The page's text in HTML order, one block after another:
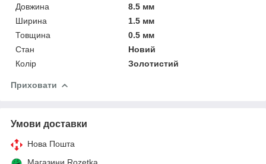
Довжина
8.5 мм
Ширина
1.5 мм
Товщина
0.5 мм
Стан
Новий
Колір
Золотистий
Приховати
Умови доставки
Нова Пошта
Магазини Rozetka